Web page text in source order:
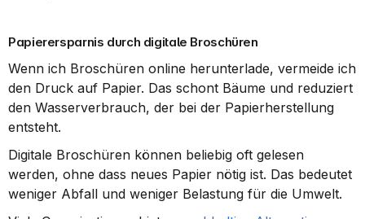
Papierersparnis durch digitale Broschüren
Wenn ich Broschüren online herunterlade, vermeide ich
den Druck auf Papier. Das schont Bäume und reduziert
den Wasserverbrauch, der bei der Papierherstellung
entsteht.
Digitale Broschüren können beliebig oft gelesen
werden, ohne dass neues Papier nötig ist. Das bedeutet
weniger Abfall und weniger Belastung für die Umwelt.